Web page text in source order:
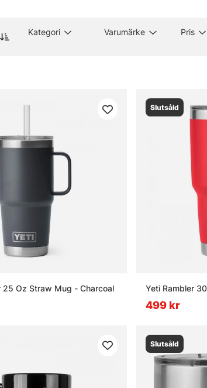
Kategori Varumärke Pris
25 Oz Straw Mug - Charcoal
Slutsåld
Yeti Rambler
499 kr
Slutsåld